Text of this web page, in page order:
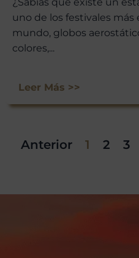
uno de los festivales más
mundo, globos
colores,...
Leer Más >>
Anterior 1 2 3